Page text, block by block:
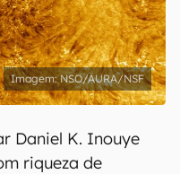
NSO/AURA/NSF
Daniel K. Inouye
riqueza de